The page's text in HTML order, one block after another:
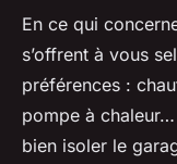
En ce qui
s’offrent à vous
préférences :
pompe à
bien isoler le